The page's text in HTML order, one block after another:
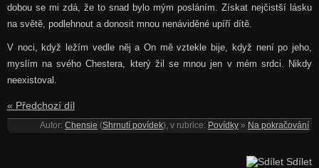
dobou se mi zdá, že to snad bylo mým posláním. Získat nejčistší lásku
na světě, podlehnout a donosit mnou nenáviděné upíří dítě.
V noci, když ležím vedle něj a On mě vztekle bije, když není po jeho,
myslím na svého Chestera, který žil se mnou jen v mém srdci. Nikdy
neexistoval.
« Předchozí díl
Autor:Chensie (Shrnutí povídek), v rubrice: Povídky » Na pokračování
Sdílet